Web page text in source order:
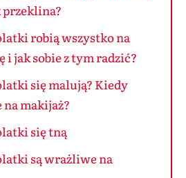
robią wszystko na
jak sobie z tym radzić?
się malują? Kiedy
makijaż?
się tną
są wrażliwe na